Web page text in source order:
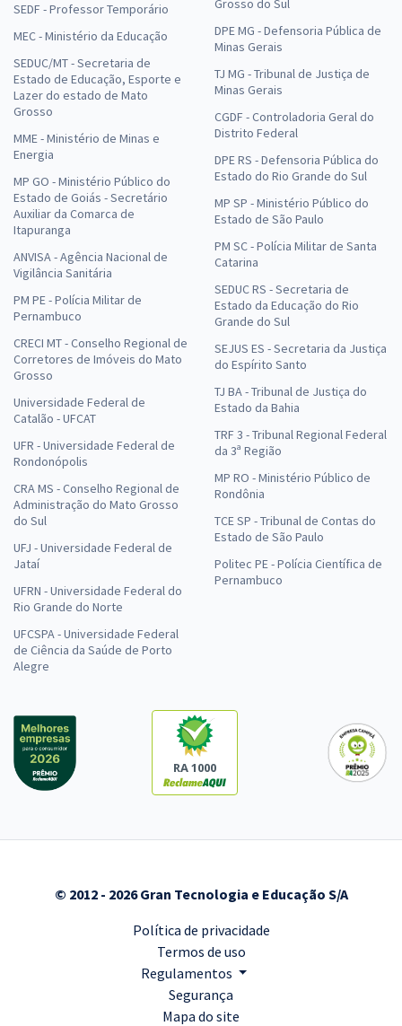
SEDF - Professor Temporário
MEC - Ministério da Educação
SEDUC/MT - Secretaria de
Estado de Educação, Esporte e
Lazer do estado de Mato
Grosso
MME - Ministério de Minas e
Energia
MP GO - Ministério Público do
Estado de Goiás - Secretário
Auxiliar da Comarca de
Itapuranga
ANVISA - Agência Nacional de
Vigilância Sanitária
PM PE - Polícia Militar de
Pernambuco
CRECI MT - Conselho Regional de
Corretores de Imóveis do Mato
Grosso
Universidade Federal de
Catalão - UFCAT
UFR - Universidade Federal de
Rondonópolis
CRA MS - Conselho Regional de
Administração do Mato Grosso
do Sul
UFJ - Universidade Federal de
Jataí
UFRN - Universidade Federal do
Rio Grande do Norte
UFCSPA - Universidade Federal
de Ciência da Saúde de Porto
Alegre
Grosso do Sul
DPE MG - Defensoria Pública de
Minas Gerais
TJ MG - Tribunal de Justiça de
Minas Gerais
CGDF - Controladoria Geral do
Distrito Federal
DPE RS - Defensoria Pública do
Estado do Rio Grande do Sul
MP SP - Ministério Público do
Estado de São Paulo
PM SC - Polícia Militar de Santa
Catarina
SEDUC RS - Secretaria de
Estado da Educação do Rio
Grande do Sul
SEJUS ES - Secretaria da Justiça
do Espírito Santo
TJ BA - Tribunal de Justiça do
Estado da Bahia
TRF 3 - Tribunal Regional Federal
da 3ª Região
MP RO - Ministério Público de
Rondônia
TCE SP - Tribunal de Contas do
Estado de São Paulo
Politec PE - Polícia Científica de
Pernambuco
RA 1000
© 2012 - 2026 Gran Tecnologia e Educação S/A
Política de privacidade
Termos de uso
Regulamentos
Segurança
Mapa do site